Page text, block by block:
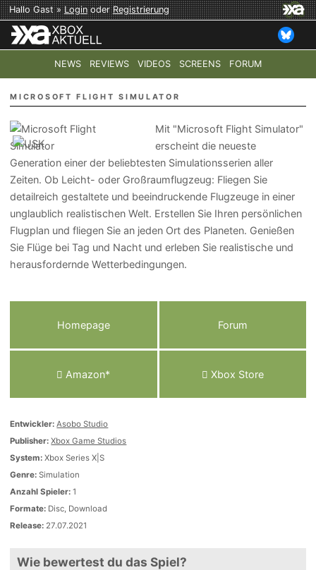
Hallo Gast »LoginoderRegistrierung
NEWS REVIEWS VIDEOS SCREENS FORUM
TOP-THEMEN: COD: MODERN WARFARE 4 HALO:
MICROSOFT FLIGHT SIMULATOR
Mit "Microsoft Flight Simulator"
erscheint die neueste
Generation einer der beliebtesten Simulationsserien aller
Zeiten. Ob Leicht- oder Großraumflugzeug: Fliegen Sie
detailreich gestaltete und beeindruckende Flugzeuge in einer
unglaublich realistischen Welt. Erstellen Sie Ihren persönlichen
Flugplan und fliegen Sie an jeden Ort des Planeten. Genießen
Sie Flüge bei Tag und Nacht und erleben Sie realistische und
herausfordernde Wetterbedingungen.
Homepage Forum
Amazon* Xbox Store
Entwickler: Asobo Studio
Publisher: Xbox Game Studios
System: Xbox Series X|S
Genre: Simulation
Anzahl Spieler: 1
Formate: Disc, Download
Release: 27.07.2021
Wie bewertest du das Spiel?